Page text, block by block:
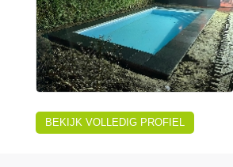
BEKIJK VOLLEDIG PROFIEL